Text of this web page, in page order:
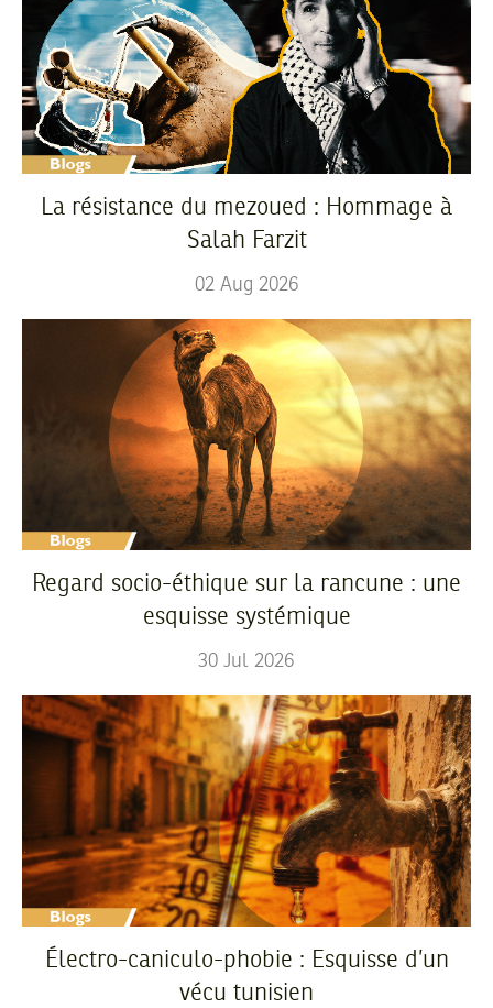
La résistance du mezoued : Hommage à
Salah Farzit
02 Aug 2026
Regard socio-éthique sur la rancune : une
esquisse systémique
30 Jul 2026
Électro-caniculo-phobie : Esquisse d’un
vécu tunisien